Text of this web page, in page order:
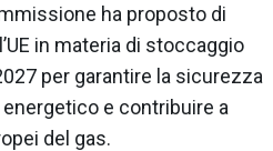
ha proposto di
in materia di stoccaggio
per garantire la sicurezza
e contribuire a
del gas.